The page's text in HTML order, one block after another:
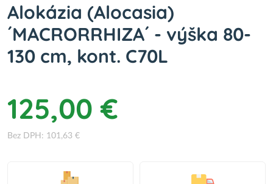
Alokázia (Alocasia)
´MACRORRHIZA´ - výška 80-
130 cm, kont. C70L
125,00 €
Bez DPH: 101,63 €